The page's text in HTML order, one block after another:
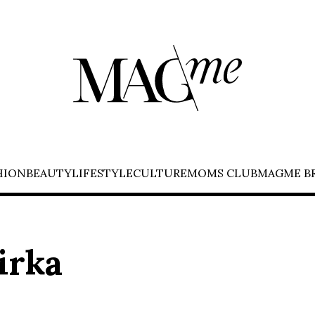
BEAUTYLIFESTYLECULTUREMOMS CLUBMAGME